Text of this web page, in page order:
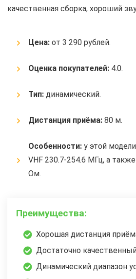
качественная сборка, хороший
Цена: от 3 290 рублей.
Оценка покупателей: 4.0.
Тип: динамический.
Дистанция приёма: 80 м.
Особенности: у этой
VHF 230.7-254.6 МГц, а
Ом.
Преимущества:
Хорошая дистанция
Достаточно
Динамический диапазон